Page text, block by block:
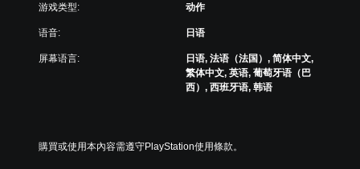
游戏类型: 动作
语音: 日语
屏幕语言:
日语, 法语（法国）, 简体中文,
繁体中文, 英语, 葡萄牙语（巴
西）, 西班牙语, 韩语
購買或使用本內容需遵守PlayStation使用條款。